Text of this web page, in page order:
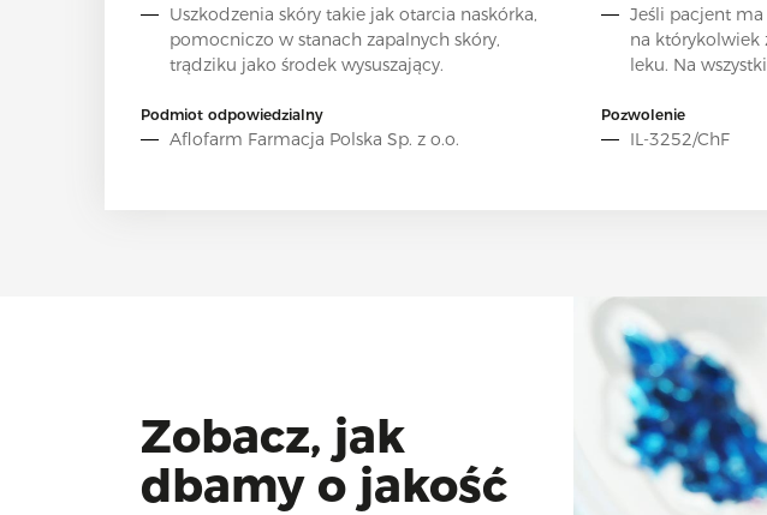
Uszkodzenia skóry takie jak otarcia naskórka,
pomocniczo w stanach zapalnych skóry,
trądziku jako środek wysuszający.
Jeśli pacjent
na którykolwiek
leku. Na
Podmiot odpowiedzialny
Aflofarm Farmacja Polska Sp. z o.o.
Pozwolenie
IL-3252/ChF
Zobacz, jak
dbamy o jakość